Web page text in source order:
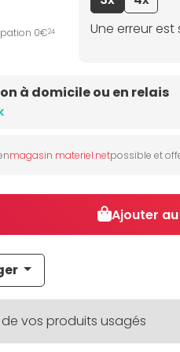
0€24
Une erreur est
à domicile ou en relais
magasin materiel.netpossible et
Ajouter
de vos produits usagés